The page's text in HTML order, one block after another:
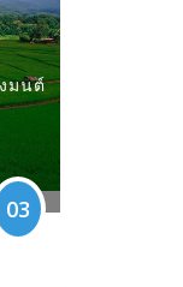
มนต์
03